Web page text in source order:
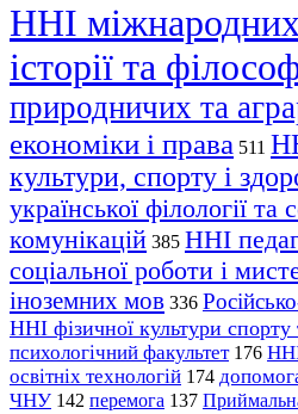
ННІ
історії та
природничих та
економіки і права 511
культури, спорту і
української філології та
комунікацій 385 ННІ
соціальної роботи і
іноземних мов 336
ННІ фізичної культури спорту
психологічний факультет 176
освітніх технологій 174
ЧНУ 142 перемога 137